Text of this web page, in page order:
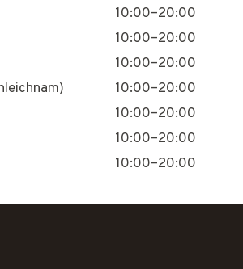
10:00–20:00
10:00–20:00
10:00–20:00
10:00–20:00
10:00–20:00
10:00–20:00
10:00–20:00